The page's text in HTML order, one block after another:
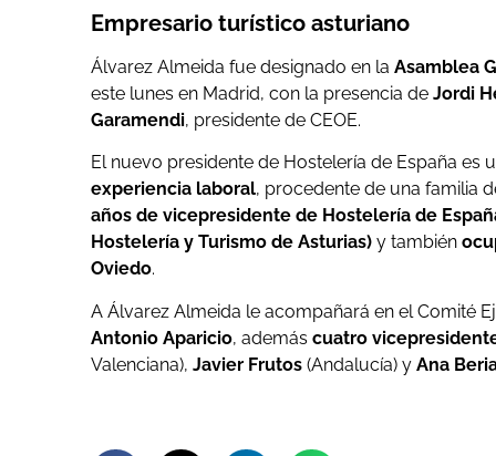
Empresario turístico asturiano
Álvarez Almeida fue designado en la Asamblea
este lunes en Madrid, con la presencia de Jordi
Garamendi, presidente de CEOE.
El nuevo presidente de Hostelería de España es
experiencia laboral, procedente de una familia
años de vicepresidente de Hostelería de
Hostelería y Turismo de Asturias) y también
Oviedo.
A Álvarez Almeida le acompañará en el Comité
Antonio Aparicio, además cuatro
Valenciana), Javier Frutos (Andalucía) y Ana